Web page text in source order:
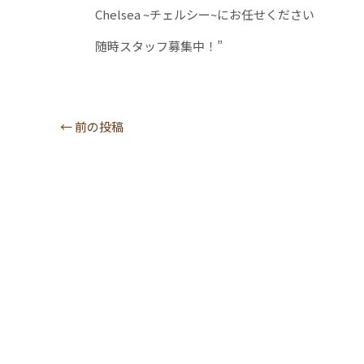
Chelsea ~チェルシー~にお任せください
随時スタッフ募集中！”
←前の投稿